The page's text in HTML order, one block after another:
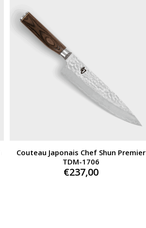
Couteau Japonais Chef Shun Premier
TDM-1706
€237,00